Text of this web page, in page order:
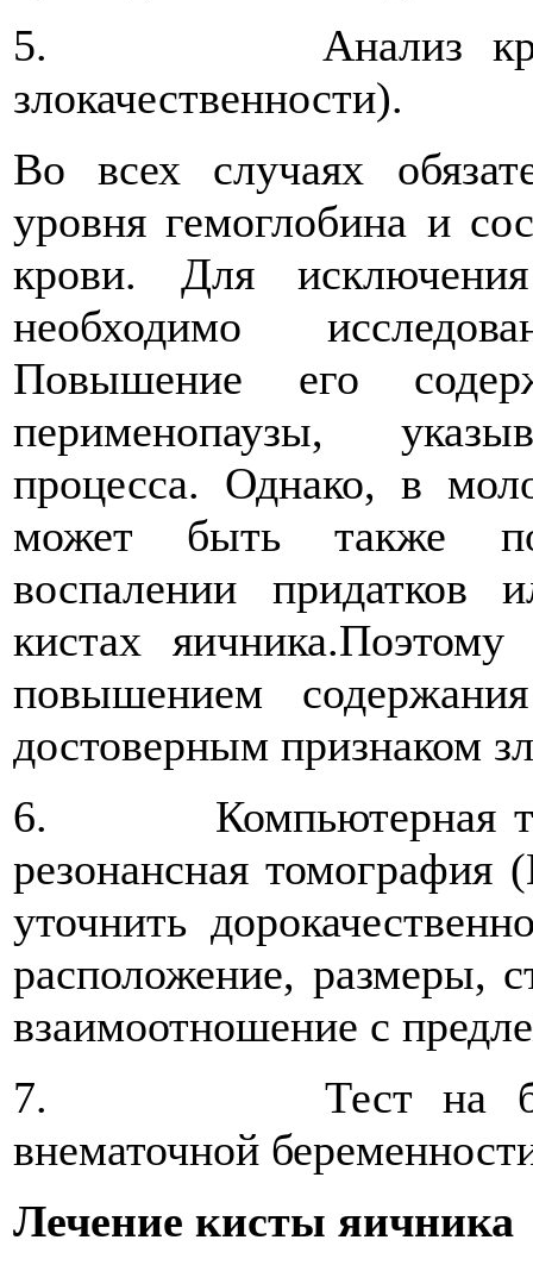
5. Анализ крови и
злокачественности).
Во всех случаях
уровня гемоглобина и
крови. Для исключения
необходимо
Повышение его
перименопаузы,
процесса. Однако, в
может быть также
воспалении придатков
кистах
повышением
достоверным признаком
6. Компьютерная
резонансная
уточнить
расположение, размеры,
взаимоотношение с
7. Тест на
внематочной
Лечение кисты яичника